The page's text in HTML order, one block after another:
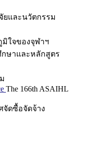
ยและนวัตกรรม
ใจของจุฬาฯ
กษาและหลักสูตร
The 166th ASAIHL
จัดซื้อจัดจ้าง